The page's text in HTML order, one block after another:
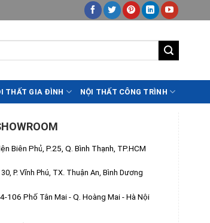
THẤT GIA ĐÌNH NỘI THẤT CÔNG TRÌNH
Biên Phủ, P.25, Q. Bình Thạnh, TP.HCM
P. Vĩnh Phú, TX. Thuận An, Bình Dương
106 Phố Tân Mai - Q. Hoàng Mai - Hà Nội